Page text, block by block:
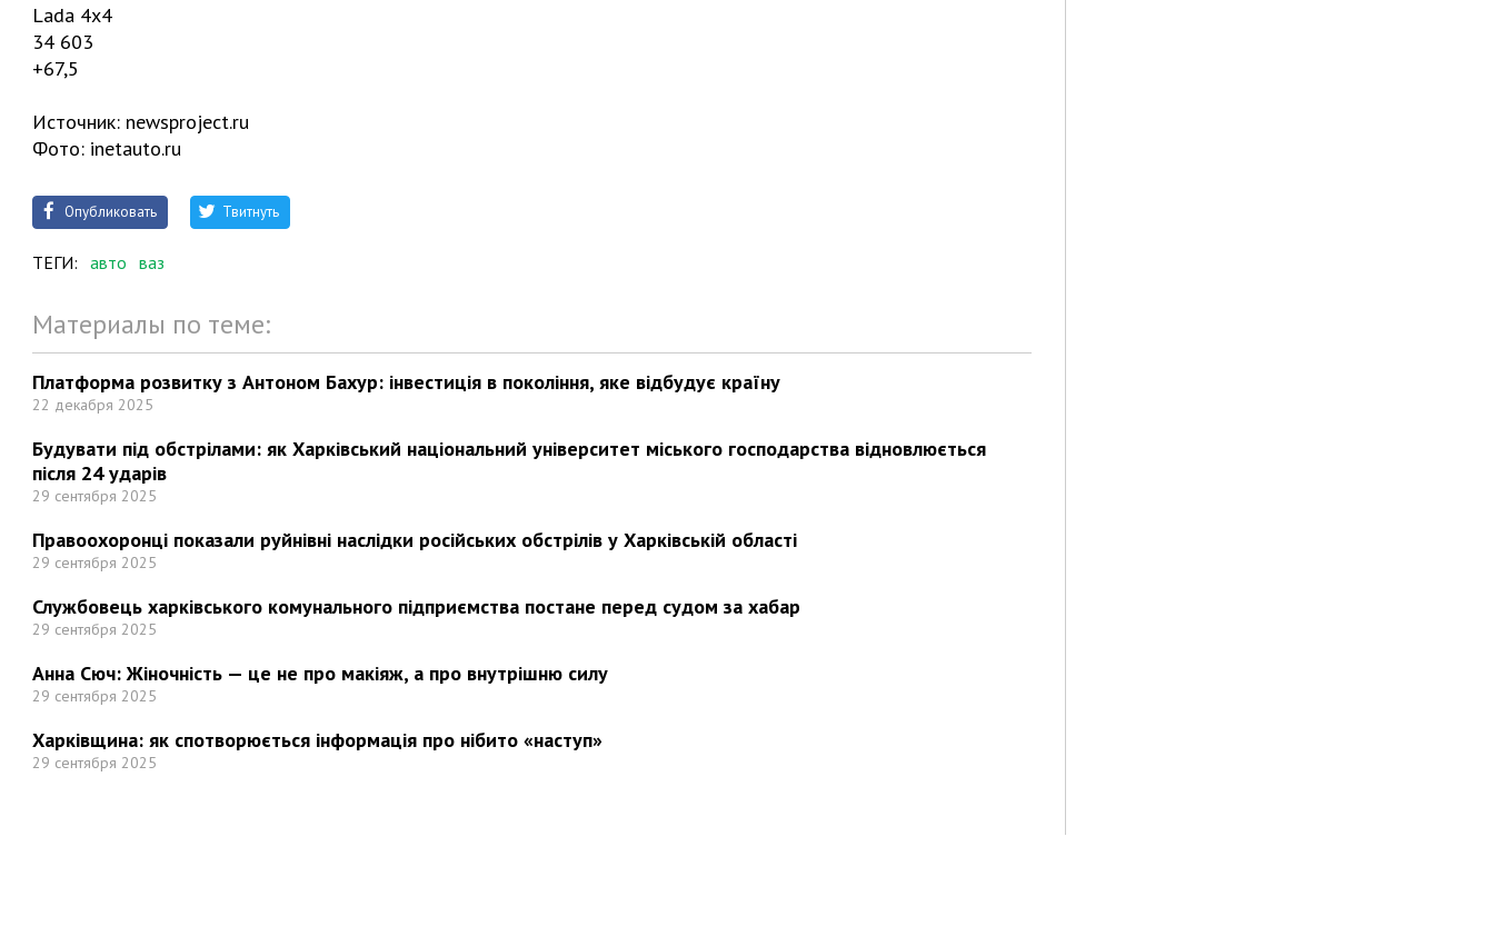
Lada 4x4
34 603
+67,5
Источник: newsproject.ru
Фото: inetauto.ru
Опубликовать Твитнуть
ТЕГИ: авто ваз
Материалы по теме:
Платформа розвитку з Антоном Бахур: інвестиція в покоління, яке відбудує країну
22 декабря 2025
Будувати під обстрілами: як Харківський національний університет міського господарства відновлюється
після 24 ударів
29 сентября 2025
Правоохоронці показали руйнівні наслідки російських обстрілів у Харківській області
29 сентября 2025
Службовець харківського комунального підприємства постане перед судом за хабар
29 сентября 2025
Анна Сюч: Жіночність — це не про макіяж, а про внутрішню силу
29 сентября 2025
Харківщина: як спотворюється інформація про нібито «наступ»
29 сентября 2025